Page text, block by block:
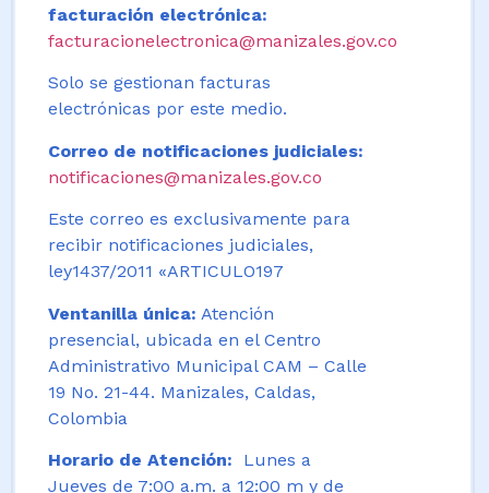
facturación electrónica:
facturacionelectronica@manizales.gov.co
Solo se gestionan facturas
electrónicas por este medio.
Correo de notificaciones judiciales:
notificaciones@manizales.gov.co
Este correo es exclusivamente para
recibir notificaciones judiciales,
ley1437/2011 «ARTICULO197
Ventanilla única: Atención
presencial, ubicada en el Centro
Administrativo Municipal CAM – Calle
19 No. 21-44. Manizales, Caldas,
Colombia
Horario de Atención:
Lunes a
Jueves de 7:00 a.m. a 12:00 m y de